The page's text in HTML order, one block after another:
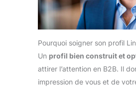
Pourquoi soigner son profil
Un profil bien construit et
attirer l’attention en B2B. Il
impression de vous et de